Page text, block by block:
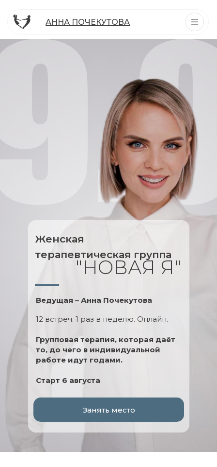
АННА ПОЧЕКУТОВА
Женская
терапевтическая группа
Ведущая – Анна Почекутова
12 встреч. 1 раз в неделю. Онлайн.
Групповая терапия, которая даёт
то, до чего в индивидуальной
работе идут годами.
Старт 6 августа
Занять место
"НОВАЯ Я"